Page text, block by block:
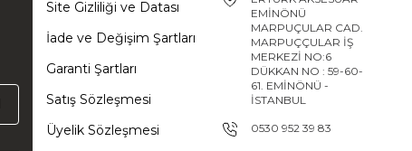
Site Gizliliği ve Datası
İade ve Değişim Şartları
Garanti Şartları
Satış Sözleşmesi
Üyelik Sözleşmesi
EMİNÖNÜ
MARPUÇULAR CAD.
MARPUÇÇULAR İŞ
MERKEZİ NO:6
DÜKKAN NO : 59-60-
61. EMİNÖNÜ -
İSTANBUL
0530 952 39 83